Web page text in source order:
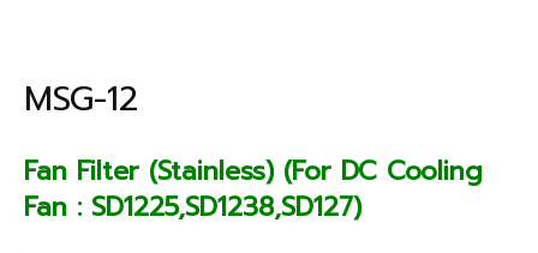
MSG-12
Fan Filter (Stainless) (For DC Cooling
Fan : SD1225,SD1238,SD127)